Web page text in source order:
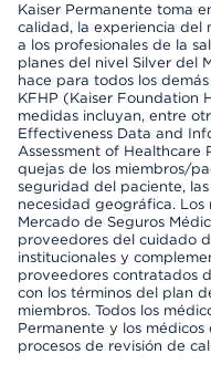
Kaiser Permanente toma
calidad, la experiencia del
a los profesionales de la
planes del nivel Silver del
hace para todos los
KFHP (Kaiser Foundation
medidas incluyan, entre
Effectiveness Data and
Assessment of Healthcare
quejas de los miembros/
seguridad del paciente,
necesidad geográfica. Los
Mercado de Seguros
proveedores del cuidado
institucionales y
proveedores contratados
con los términos del plan
miembros. Todos los
Permanente y los
procesos de revisión de